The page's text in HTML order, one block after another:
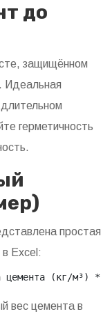
до
защищённом
Идеальная
герметичность
простая
Excel:
вес цемента в